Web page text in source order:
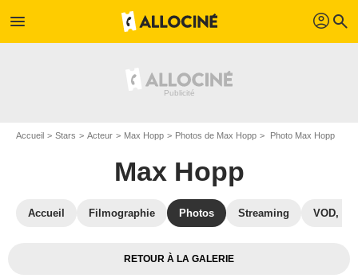
menu profil search
Accueil Stars Acteur Max Hopp Photos de Max Hopp Photo Max Hopp
Max Hopp
Accueil Filmographie Photos Streaming VOD,
RETOUR À LA GALERIE